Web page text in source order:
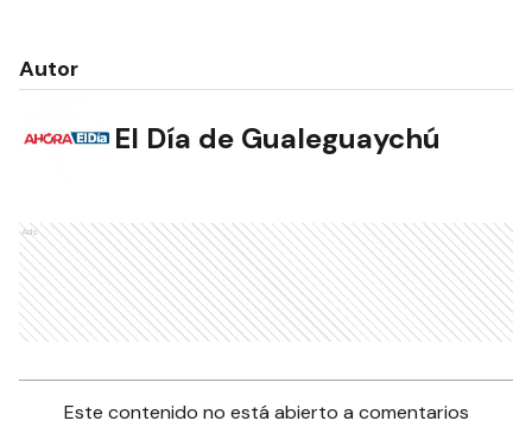
Autor
El Día de Gualeguaychú
Ads
Este contenido no está abierto a comentarios